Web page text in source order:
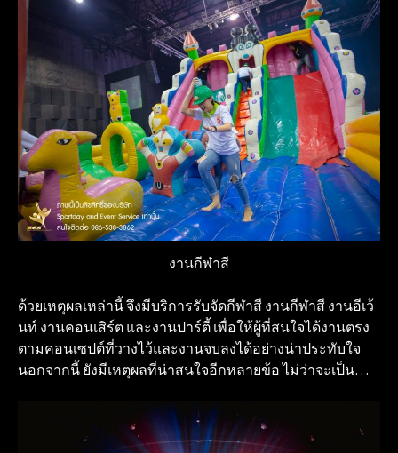
งานกีฬาสี
ด้วยเหตุผลเหล่านี้ จึงมีบริการรับจัดกีฬาสี งานกีฬาสี งานอีเว้
นท์ งานคอนเสิร์ต และงานปาร์ตี้ เพื่อให้ผู้ที่สนใจได้งานตรง
ตามคอนเซปต์ที่วางไว้และงานจบลงได้อย่างน่าประทับใจ
นอกจากนี้ ยังมีเหตุผลที่น่าสนใจอีกหลายข้อ ไม่ว่าจะเป็น…